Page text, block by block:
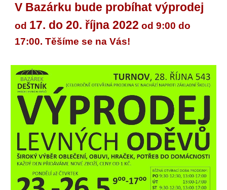
V Bazárku bude probíhat výprodej
od 17. do 20. října 2022 od 9:00 do
17:00. Těšíme se na Vás!